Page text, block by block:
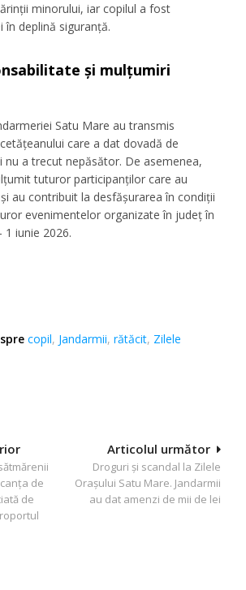
minorului, iar copilul a fost
în deplină siguranță.
și mulțumiri
Satu Mare au transmis
care a dat dovadă de
nu a trecut nepăsător. De asemenea,
tuturor participanților care au
au contribuit la desfășurarea în condiții
evenimentelor organizate în județ în
1 iunie 2026.
copil, Jandarmii,rătăcit, Zilele
Articolul următor
Droguri și scandal la Zilele
Orașului Satu Mare. Jandarmii
au dat amenzi de mii de lei
de
de